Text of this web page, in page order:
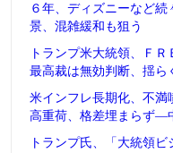
６年、ディズニーなど
景、混雑緩和も狙う
トランプ米大統領、ＦＲ
最高裁は無効判断、揺ら
米インフレ長期化、不満
高重荷、格差埋まらず―
トランプ氏、「大統領ビ